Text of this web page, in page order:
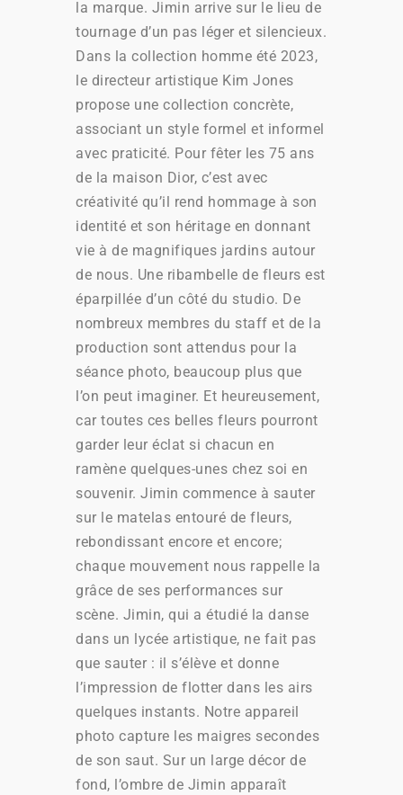
la marque. Jimin arrive sur le lieu de
tournage d’un pas léger et silencieux.
Dans la collection homme été 2023,
le directeur artistique Kim Jones
propose une collection concrète,
associant un style formel et informel
avec praticité. Pour fêter les 75 ans
de la maison Dior, c’est avec
créativité qu’il rend hommage à son
identité et son héritage en donnant
vie à de magnifiques jardins autour
de nous. Une ribambelle de fleurs est
éparpillée d’un côté du studio. De
nombreux membres du staff et de la
production sont attendus pour la
séance photo, beaucoup plus que
l’on peut imaginer. Et heureusement,
car toutes ces belles fleurs pourront
garder leur éclat si chacun en
ramène quelques-unes chez soi en
souvenir. Jimin commence à sauter
sur le matelas entouré de fleurs,
rebondissant encore et encore;
chaque mouvement nous rappelle la
grâce de ses performances sur
scène. Jimin, qui a étudié la danse
dans un lycée artistique, ne fait pas
que sauter : il s’élève et donne
l’impression de flotter dans les airs
quelques instants. Notre appareil
photo capture les maigres secondes
de son saut. Sur un large décor de
fond, l’ombre de Jimin apparaît